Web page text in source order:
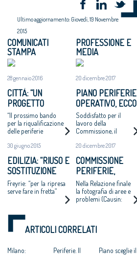
Ultimo aggiornamento: Giovedì, 19 Novembre
2015
COMUNICATI
STAMPA
28 gennaio 2016
CITTÀ: “UN
PROGETTO
NAZIONALE PER
PENSARE E FARE
IN GRANDE”
“Il prossimo bando
per la riqualificazione
delle periferie
qualità”
30 giugno 2015
EDILIZIA: “RIUSO E
SOSTITUZIONE
EDILIZIA NELLE
PERIFERIE”
Freyrie: “per la ripresa
serve fare in fretta”
PROFESSIONE E
MEDIA
20 dicembre 2017
PIANO PERIFERIE
OPERATIVO, ECCO
TUTTI I PROGETTI
FINANZIATI
Soddisfatto per il
lavoro della
Commissione, il
Consiglio Nazionale
Giuseppe Cappochin:
“È indispensabile
tornare a investire
nelle città”
20 dicembre 2017
COMMISSIONE
PERIFERIE,
MINNITI:
«PROPOSTE DA
CONDIVIDERE:
LE CITTÀ»
Nella Relazione finale
la fotografia di aree e
problemi (Causin:
ARTICOLI CORRELATI
Milano:
Periferie. Il
Piano sceglie il